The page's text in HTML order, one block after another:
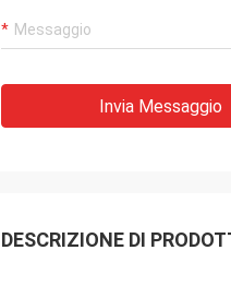
Invia Messaggio
DESCRIZIONE DI